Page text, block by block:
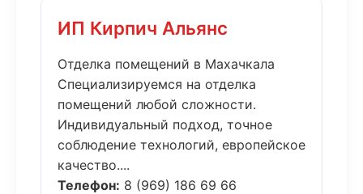
ИП Кирпич Альянс
Отделка помещений в Махачкала
Специализируемся на отделка
помещений любой сложности.
Индивидуальный подход, точное
соблюдение технологий, европейское
качество....
Телефон: 8 (969) 186 69 66